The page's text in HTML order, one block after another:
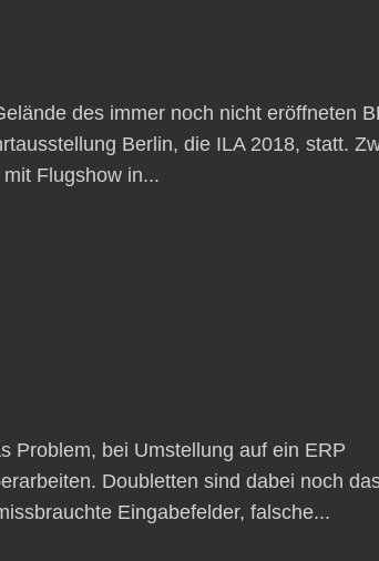
des immer noch nicht eröffneten
Berlin, die ILA 2018, statt.
Flugshow in...
Problem, bei Umstellung auf ein ERP
Doubletten sind dabei noch
Eingabefelder, falsche...